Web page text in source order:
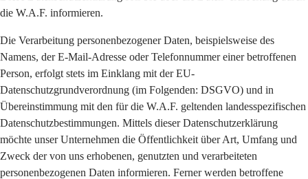
die W.A.F. informieren.
Die Verarbeitung personenbezogener Daten, beispielsweise des
Namens, der E-Mail-Adresse oder Telefonnummer einer betroffenen
Person, erfolgt stets im Einklang mit der EU-
Datenschutzgrundverordnung (im Folgenden: DSGVO) und in
Übereinstimmung mit den für die W.A.F. geltenden landesspezifischen
Datenschutzbestimmungen. Mittels dieser Datenschutzerklärung
möchte unser Unternehmen die Öffentlichkeit über Art, Umfang und
Zweck der von uns erhobenen, genutzten und verarbeiteten
personenbezogenen Daten informieren. Ferner werden betroffene